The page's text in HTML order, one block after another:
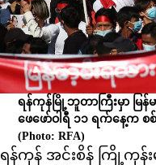
ရန်ကုန်မြို့ဘူတာကြီးမှာ မြန်
ဖေဖော်ဝါရီ ၁၁ ရက်နေ့က စ
(Photo: RFA)
ရန်ကုန် အင်းစိန် ကြို့ကုန်း